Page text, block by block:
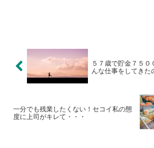
５７歳で貯金７５
んな仕事をしてきた
一分でも残業したくない！セコイ私の態
度に上司がキレて・・・